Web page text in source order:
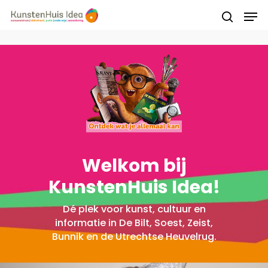
Druk op Enter om te starten met zoeken of
druk op ESC om te sluiten
Welkom bij
KunstenHuis Idea!
Dé plek voor kunst, cultuur en
informatie in De Bilt, Soest, Zeist,
Bunnik en de Utrechtse Heuvelrug.